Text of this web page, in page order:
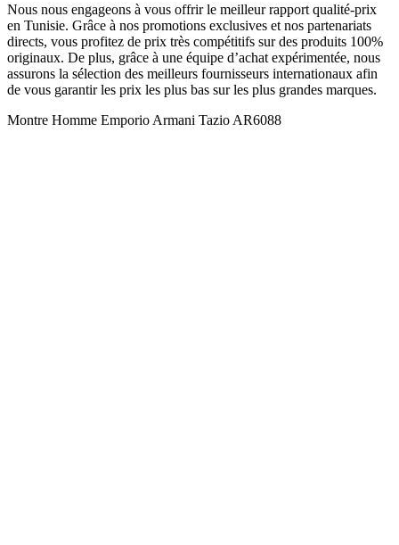
Nous nous engageons à vous offrir le meilleur rapport qualité-prix
en Tunisie. Grâce à nos promotions exclusives et nos partenariats
directs, vous profitez de prix très compétitifs sur des produits 100%
originaux. De plus, grâce à une équipe d’achat expérimentée, nous
assurons la sélection des meilleurs fournisseurs internationaux afin
de vous garantir les prix les plus bas sur les plus grandes marques.
Montre Homme Emporio Armani Tazio AR6088